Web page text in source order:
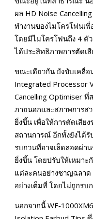
ผล HD Noise
ทำงานของไมโครโฟนเ
โดยมีไมโครโฟนถึง 4 ตั
ได้ประสิทธิภาพการตัดเ
ขณะเดียวกัน ยังขับเคลื่
Integrated Processor
Cancelling Optimiser ที่
ภายนอกและสภาพการส
ยิ่งขึ้น เพื่อให้การตัดเสีย
สถานการณ์ อีกทั้งยังได้รั
รบกวนที่อาจเล็ดลอดผ่า
ยิ่งขึ้น โดยปรับให้เหมาะ
แต่ละคนอย่างชาญฉลาด
อย่างเต็มที่ โดยไม่ถูกร
นอกจากนี้ WF-